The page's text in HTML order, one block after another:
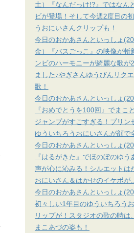
土）『なんだっけ!?』ではなん
ビが登場！そして今週2度目の
うおにいさんクリップも！
今日のおかあさんといっしょ
金）『バスごっこ』の映像が斬
ンビのハーモニーが綺麗な歌が
ました♪やぎさんゆうびんリク
歌！
今日のおかあさんといっしょ
『おめでとうを100回』でまこ
ジャンプがすごすぎる！プリン
ゆういちろうおにいさんが顔で
今日のおかあさんといっしょ
『はるがきた』でほのぼのゆう
声が心に沁みる！シルエットは
おにいさん＆はかせのイケボが
今日のおかあさんといっしょ
初々しい1年目のゆういちろう
リップが！スタジオの歌の時は
まこあづの姿も！